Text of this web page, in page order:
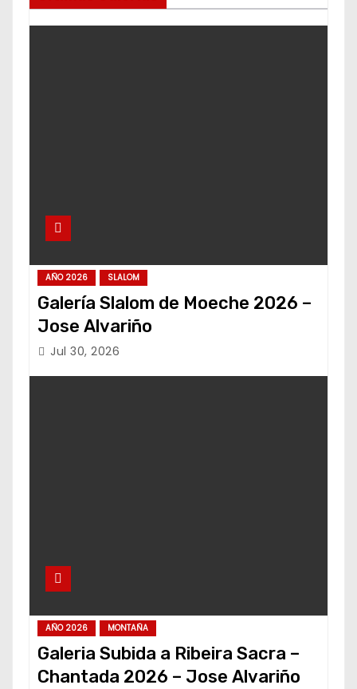
AÑO 2026 SLALOM
Galería Slalom de Moeche 2026 –
Jose Alvariño
Jul 30, 2026
AÑO 2026 MONTAÑA
Galeria Subida a Ribeira Sacra –
Chantada 2026 – Jose Alvariño